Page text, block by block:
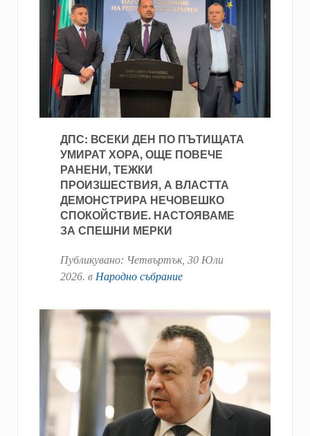
ДПС: ВСЕКИ ДЕН ПО ПЪТИЩАТА
УМИРАТ ХОРА, ОЩЕ ПОВЕЧЕ
РАНЕНИ, ТЕЖКИ
ПРОИЗШЕСТВИЯ, А ВЛАСТТА
ДЕМОНСТРИРА НЕЧОВЕШКО
СПОКОЙСТВИЕ. НАСТОЯВАМЕ
ЗА СПЕШНИ МЕРКИ
Публикувано: Четвъртък, 30 Юли
2026. в Народно събрание